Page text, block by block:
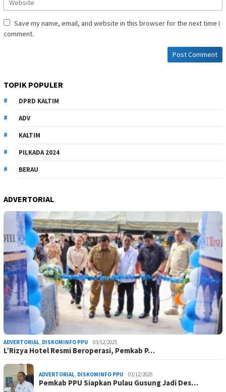
Save my name, email, and website in this browser for the next time I
comment.
TOPIK POPULER
DPRD KALTIM
ADV
KALTIM
PILKADA 2024
BERAU
ADVERTORIAL
ADVERTORIAL, DISKOMINFO PPU 03/12/2025
L’Rizya Hotel Resmi Beroperasi, Pemkab P…
ADVERTORIAL, DISKOMINFO PPU 03/12/2025
Pemkab PPU Siapkan Pulau Gusung Jadi Des…